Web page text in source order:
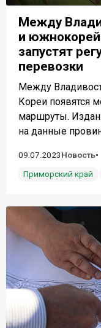
Между
и
запустят
перевозки
Между
Кореи появятся
маршруты.
на данные
09.07.2023Новость
Приморский край